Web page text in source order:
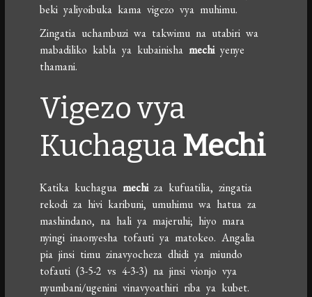
beki yaliyoibuka kama vigezo vya muhimu.
Zingatia uchambuzi wa takwimu na utabiri wa
mabadiliko kabla ya kubainishamechiyenye
thamani.
Vigezo vya
Kuchagua Mechi
Katika kuchaguamechiza kufuatilia, zingatia
rekodi za hivi karibuni, umuhimu wa hatua za
mashindano, na hali ya majeruhi; hiyo mara
nyingi inaonyesha tofauti ya matokeo. Angalia
pia jinsi timu zinavyocheza dhidi ya miundo
tofauti (3-5-2 vs 4-3-3) na jinsi vionjo vya
nyumbani/ugenini vinavyoathiri riba ya kubet.